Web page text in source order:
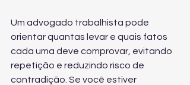
Um advogado trabalhista pode
orientar quantas levar e quais fatos
cada uma deve comprovar, evitando
repetição e reduzindo risco de
contradição. Se você estiver